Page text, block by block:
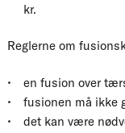
kr.
Reglerne om
en fusion over
fusionen må ikke
det kan være